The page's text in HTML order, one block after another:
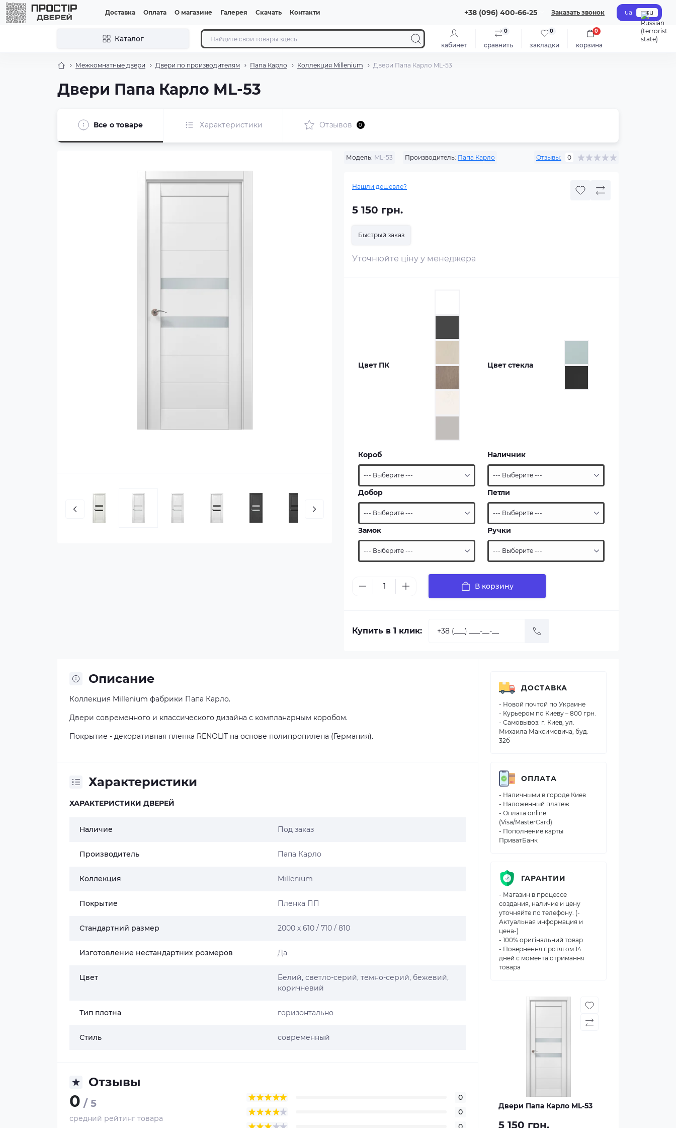
Доставка Оплата О магазине Галерея Скачать Контакти +38 (096) 400-66-25 Заказать звонок ua ru
Каталог
кабинет сравнить
0
закладки
0
корзина
0
Межкомнатные двери Двери по производителям Папа Карло Коллекция Millenium Двери Папа Карло ML-53
Двери Папа Карло ML-53
Все о товаре Характеристики Отзывов 0
Модель: ML-53 Производитель: Папа Карло Отзывы: 0
Нашли дешевле?
5 150 грн.
Быстрый заказ
Уточнюйте ціну у менеджера
Цвет ПК Цвет стекла
Короб Наличник
Добор Петли
Замок Ручки
В корзину
Купить в 1 клик:
Описание
Коллекция Millenium фабрики Папа Карло.
Двери современного и классического дизайна с компланарным коробом.
Покрытие - декоративная пленка RENOLIT на основе полипропилена (Германия).
Характеристики
ХАРАКТЕРИСТИКИ ДВЕРЕЙ
Наличие Под заказ
Производитель Папа Карло
Коллекция Millenium
Покрытие Пленка ПП
Стандартний размер 2000 х 610 / 710 / 810
Изготовление нестандартних розмеров Да
Цвет
Белий, светло-серий, темно-серий, бежевий,
коричневий
Тип плотна горизонтально
Стиль современный
Отзывы
0 / 5
средний рейтинг товара
0
0
ДОСТАВКА
- Новой почтой по Украине
- Курьером по Киеву – 800 грн.
- Самовывоз: г. Киев, ул.
Михаила Максимовича, буд.
32б
ОПЛАТА
- Наличными в городе Киев
- Наложенный платеж
- Оплата online
(Visa/MasterCard)
- Пополнение карты
ПриватБанк
ГАРАНТИИ
- Магазин в процессе
создания, наличие и цену
уточняйте по телефону. (-
Актуальная информация и
цена-)
- 100% оригінальний товар
- Повернення протягом 14
дней с момента отримання
товара
Двери Папа Карло ML-53
5 150 грн.